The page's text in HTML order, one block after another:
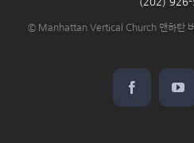
© Manhattan Vertical Church 맨하탄
Facebook